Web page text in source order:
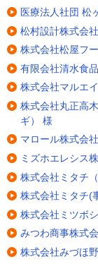
医療法人社団 松
松村設計株式会
株式会社松屋フ
有限会社清水食
株式会社マルエ
株式会社丸正高
ギ） 様
マロール株式会
ミズホエレシス
株式会社ミタチ
株式会社ミタチ(
株式会社ミツボ
みつわ商事株式
株式会社みづほ